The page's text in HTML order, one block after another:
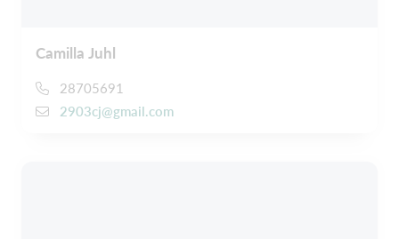
Camilla Juhl
28705691
2903cj@gmail.com